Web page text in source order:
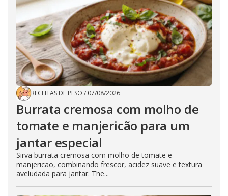
RECEITAS DE PESO / 07/08/2026
Burrata cremosa com molho de
tomate e manjericão para um
jantar especial
Sirva burrata cremosa com molho de tomate e
manjericão, combinando frescor, acidez suave e textura
aveludada para jantar. The...